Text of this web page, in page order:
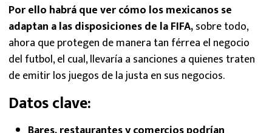
Por ello habrá que ver cómo los mexicanos se
adaptan a las disposiciones de la FIFA,sobre todo,
ahora que protegen de manera tan férrea el negocio
del futbol, el cual, llevaría a sanciones a quienes traten
de emitir los juegos de la justa en sus negocios.
Datos clave: